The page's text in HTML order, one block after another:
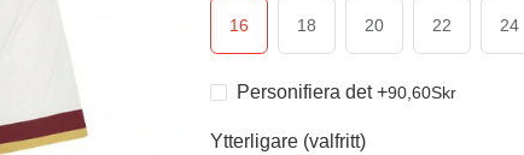
16 18 20 22 24
Personifiera det+90,60Skr
Ytterligare (valfritt)